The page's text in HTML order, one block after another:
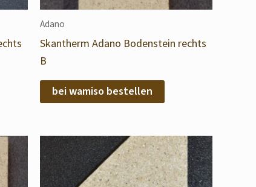
Adano
Skantherm Adano Bodenstein rechts
B
bei wamiso bestellen